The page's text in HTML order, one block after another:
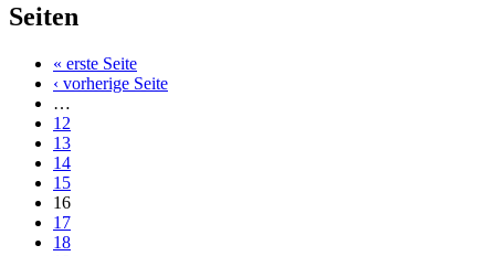
Seiten
« erste Seite
‹ vorherige Seite
…
12
13
14
15
16
17
18